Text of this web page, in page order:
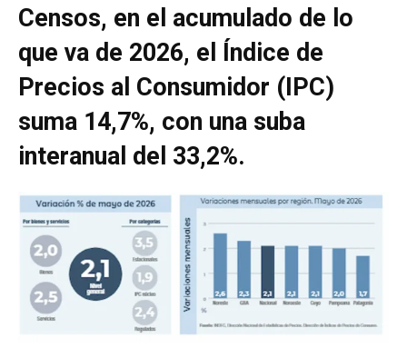
Censos, en el acumulado de lo
que va de 2026, el Índice de
Precios al Consumidor (IPC)
suma 14,7%, con una suba
interanual del 33,2%.